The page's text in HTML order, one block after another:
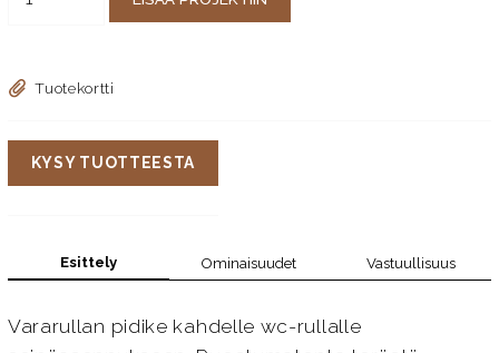
Tuotekortti
KYSY TUOTTEESTA
Esittely Ominaisuudet Vastuullisuus
Vararullan pidike kahdelle wc-rullalle